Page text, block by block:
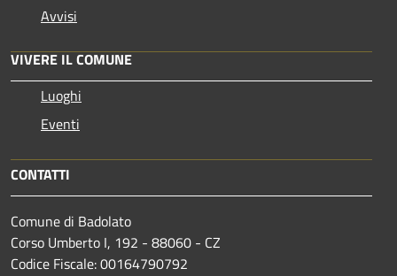
Avvisi
VIVERE IL COMUNE
Luoghi
Eventi
CONTATTI
Comune di Badolato
Corso Umberto I, 192 - 88060 - CZ
Codice Fiscale: 00164790792